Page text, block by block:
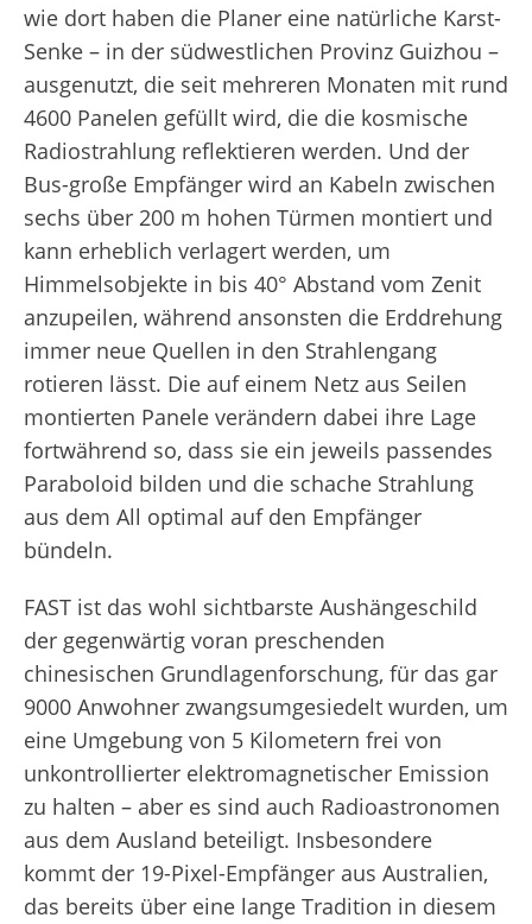
wie dort haben die Planer eine natürliche Karst-
Senke – in der südwestlichen Provinz Guizhou –
ausgenutzt, die seit mehreren Monaten mit rund
4600 Panelen gefüllt wird, die die kosmische
Radiostrahlung reflektieren werden. Und der
Bus-große Empfänger wird an Kabeln zwischen
sechs über 200 m hohen Türmen montiert und
kann erheblich verlagert werden, um
Himmelsobjekte in bis 40° Abstand vom Zenit
anzupeilen, während ansonsten die Erddrehung
immer neue Quellen in den Strahlengang
rotieren lässt. Die auf einem Netz aus Seilen
montierten Panele verändern dabei ihre Lage
fortwährend so, dass sie ein jeweils passendes
Paraboloid bilden und die schache Strahlung
aus dem All optimal auf den Empfänger
bündeln.
FAST ist das wohl sichtbarste Aushängeschild
der gegenwärtig voran preschenden
chinesischen Grundlagenforschung, für das gar
9000 Anwohner zwangsumgesiedelt wurden, um
eine Umgebung von 5 Kilometern frei von
unkontrollierter elektromagnetischer Emission
zu halten – aber es sind auch Radioastronomen
aus dem Ausland beteiligt. Insbesondere
kommt der 19-Pixel-Empfänger aus Australien,
das bereits über eine lange Tradition in diesem